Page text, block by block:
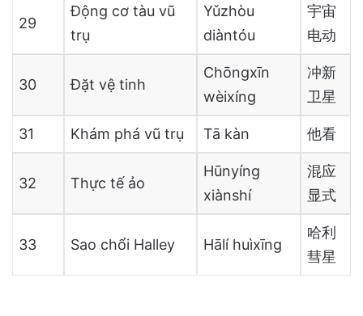
29
Động cơ tàu vũ
trụ
Yǔzhòu
diàntóu
宇宙
电动
30 Đặt vệ tinh
Chōngxīn
wèixíng
冲新
卫星
31 Khám phá vũ trụ Tā kàn 他看
32 Thực tế ảo
Hūnyíng
xiànshí
混应
显式
33 Sao chổi Halley Hālí huìxīng
哈利
彗星